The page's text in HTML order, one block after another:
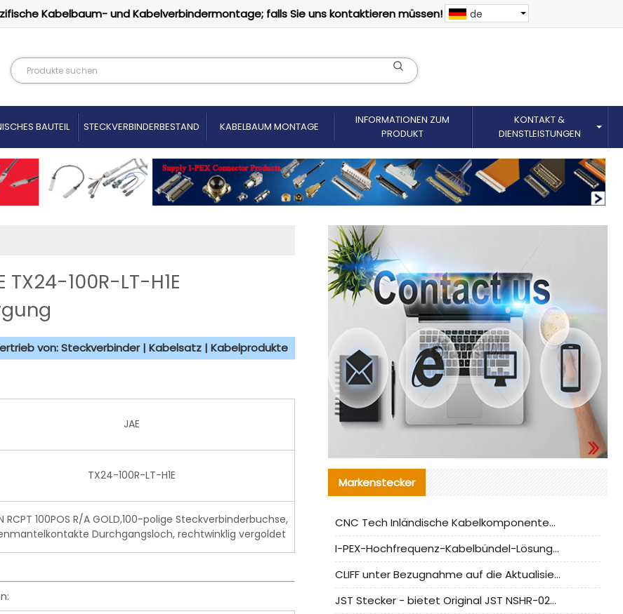
Kabelbaum- und Kabelverbindermontage; falls Sie uns kontaktieren müssen! de
BAUTEIL STECKVERBINDERBESTAND KABELBAUM MONTAGE
INFORMATIONEN ZUM
PRODUKT
KONTAKT &
DIENSTLEISTUNGEN
100R-LT-H1E
von: Steckverbinder | Kabelsatz | Kabelprodukte
JAE
TX24-100R-LT-H1E
RCPT 100POS R/A GOLD,100-polige Steckverbinderbuchse,
Durchgangsloch, rechtwinklig vergoldet
Markenstecker
CNC Tech Inländische Kabelkomponentenbewertung und Massenproduktionsanpassungsanleitung
I-PEX-Hochfrequenz-Kabelbündel-Lösung für die heimische Produktion analysiert
CLIFF unter Bezugnahme auf die Aktualisierung der chinesischen Stecker-Testnormen
JST Stecker - bietet Original JST NSHR-02V-S Stecker und Ersatzteile an